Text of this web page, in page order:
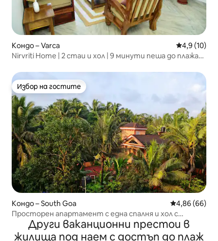
Кондо – Varca Средна
4,9 (10)
Nirvriti Home | 2 стаи и хол | 9 минути пеша до плажа
Избор на гостите
Избор на гостите
Кондо – South Goa Средна
4,86 (66)
Просторен апартамент с една спалня и хол с
тераса и безплатен паркинг в сградата На един
хвърлей от плажа Залор Панорамен изглед към
Други ваканционни престои в
жилища под наем с достъп до плаж